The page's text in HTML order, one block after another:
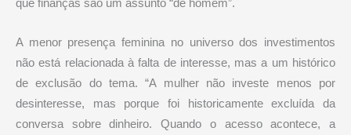
que finanças são um assunto “de homem”.
A menor presença feminina no universo dos investimentos
não está relacionada à falta de interesse, mas a um histórico
de exclusão do tema. “A mulher não investe menos por
desinteresse, mas porque foi historicamente excluída da
conversa sobre dinheiro. Quando o acesso acontece, a